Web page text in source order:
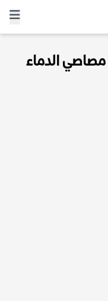
مصاصي الدماء